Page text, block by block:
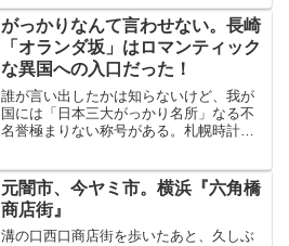
TVで見たことのある方も多いだろう。川
と柳と石橋。城崎と...
がっかりなんて言わせない。長崎
「オランダ坂」はロマンティック
な異国への入口だった！
誰が言い出したかは知らないけど、我が
国には「日本三大がっかり名所」なる不
名誉極まりない称号がある。札幌時計
あまりに乖離していると言いたいのだろ
うが、そんなこと言われると...
元闇市、今ヤミ市。横浜『六角橋
商店街』
溝の口西口商店街を歩いたあと、久しぶ